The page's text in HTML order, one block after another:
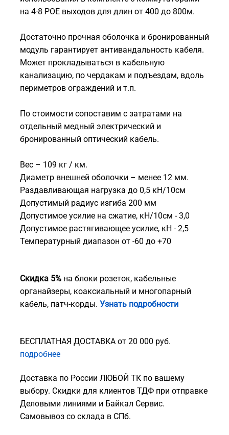
на 4-8 POE выходов для длин от 400 до 800м.
Достаточно прочная оболочка и бронированный
модуль гарантирует антивандальность кабеля.
Может прокладываться в кабельную
канализацию, по чердакам и подъездам, вдоль
периметров ограждений и т.п.
По стоимости сопоставим с затратами на
отдельный медный электрический и
бронированный оптический кабель.
Вес – 109 кг / км.
Диаметр внешней оболочки – менее 12 мм.
Раздавливающая нагрузка до 0,5 кН/10см
Допустимый радиус изгиба 200 мм
Допустимое усилие на сжатие, кН/10см - 3,0
Допустимое растягивающее усилие, кН - 2,5
Температурный диапазон от -60 до +70
Скидка 5% на блоки розеток, кабельные
органайзеры, коаксиальный и многопарный
кабель, патч-корды. Узнать подробности
БЕСПЛАТНАЯ ДОСТАВКА от 20 000 руб.
подробнее
Доставка по России ЛЮБОЙ ТК по вашему
выбору. Скидки для клиентов ТДФ при отправке
Деловыми линиями и Байкал Сервис.
Самовывоз со склада в СПб.